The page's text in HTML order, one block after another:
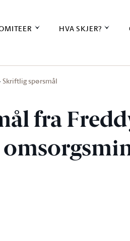
HVA SKJER?
Skriftlig spørsmål
fra